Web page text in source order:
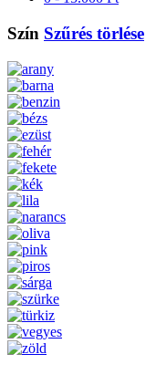
Szín Szűrés törlése